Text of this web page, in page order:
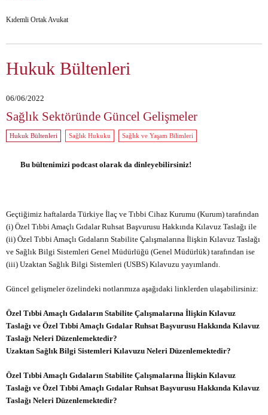
Kıdemli Ortak Avukat
Hukuk Bültenleri
06/06/2022
Sağlık Sektöründe Güncel Gelişmeler
Hukuk Bültenleri Sağlık Hukuku Sağlık ve Yaşam Bilimleri
Bu bültenimizi podcast olarak da dinleyebilirsiniz!
Geçtiğimiz haftalarda Türkiye İlaç ve Tıbbi Cihaz Kurumu (Kurum) tarafından
(i) Özel Tıbbi Amaçlı Gıdalar Ruhsat Başvurusu Hakkında Kılavuz Taslağı ile
(ii) Özel Tıbbi Amaçlı Gıdaların Stabilite Çalışmalarına İlişkin Kılavuz Taslağı
ve Sağlık Bilgi Sistemleri Genel Müdürlüğü (Genel Müdürlük) tarafından ise
(iii) Uzaktan Sağlık Bilgi Sistemleri (USBS) Kılavuzu yayımlandı.
Güncel gelişmeler özelindeki notlarımıza aşağıdaki linklerden ulaşabilirsiniz:
Özel Tıbbi Amaçlı Gıdaların Stabilite Çalışmalarına İlişkin Kılavuz
Taslağı ve Özel Tıbbi Amaçlı Gıdalar Ruhsat Başvurusu Hakkında Kılavuz
Taslağı Neleri Düzenlemektedir?
Uzaktan Sağlık Bilgi Sistemleri Kılavuzu Neleri Düzenlemektedir?
Özel Tıbbi Amaçlı Gıdaların Stabilite Çalışmalarına İlişkin Kılavuz
Taslağı ve Özel Tıbbi Amaçlı Gıdalar Ruhsat Başvurusu Hakkında Kılavuz
Taslağı Neleri Düzenlemektedir?